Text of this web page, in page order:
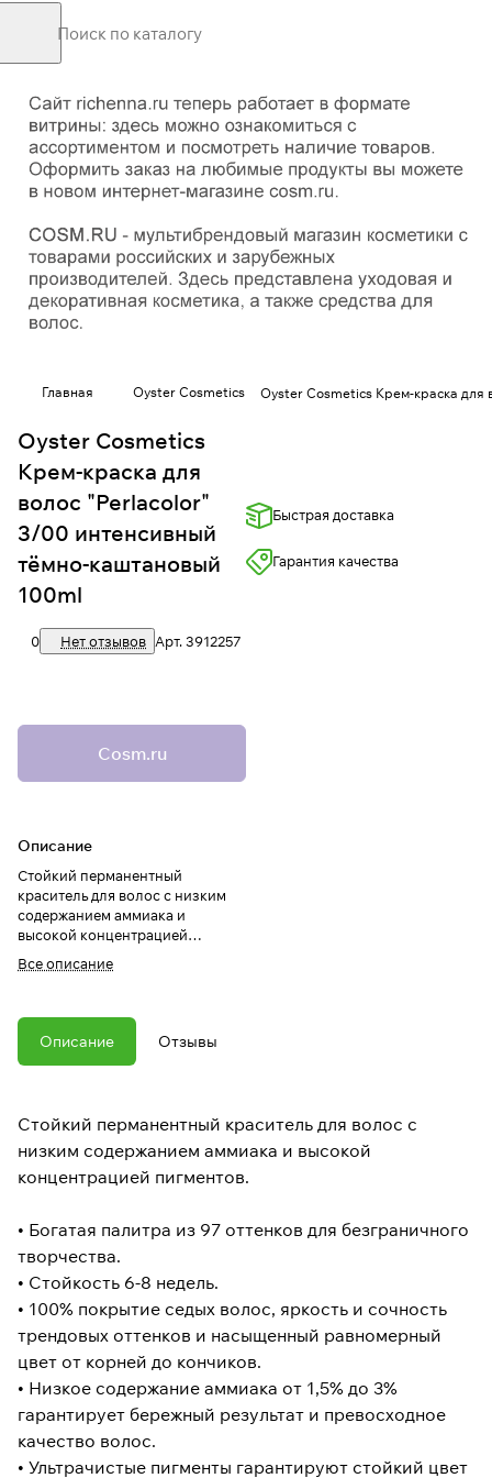
Главная Oyster Cosmetics Oyster Cosmetics Крем-краска
Oyster Cosmetics
Крем-краска для
волос "Perlacolor"
3/00 интенсивный
тёмно-каштановый
100ml
0 Нет отзывов Арт.3912257
Cosm.ru
Описание
Стойкий перманентный
краситель для волос с низким
содержанием аммиака и
высокой концентрацией
Все описание
Быстрая доставка
Гарантия качества
Описание Отзывы
Стойкий перманентный краситель для волос с
низким содержанием аммиака и высокой
концентрацией пигментов.
• Богатая палитра из 97 оттенков для безграничного
творчества.
• Стойкость 6-8 недель.
• 100% покрытие седых волос, яркость и сочность
трендовых оттенков и насыщенный равномерный
цвет от корней до кончиков.
• Низкое содержание аммиака от 1,5% до 3%
гарантирует бережный результат и превосходное
качество волос.
• Ультрачистые пигменты гарантируют стойкий цвет